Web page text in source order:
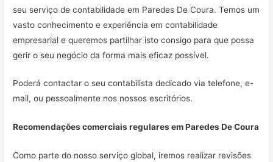
seu serviço de contabilidade em Paredes De Coura. Temos um
vasto conhecimento e experiência em contabilidade
empresarial e queremos partilhar isto consigo para que possa
gerir o seu negócio da forma mais eficaz possível.
Poderá contactar o seu contabilista dedicado via telefone, e-
mail, ou pessoalmente nos nossos escritórios.
Recomendações comerciais regulares emParedes De Coura
Como parte do nosso serviço global, iremos realizar revisões